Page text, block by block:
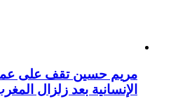
مريم حسين تقف على
الإنسانية بعد زلزال